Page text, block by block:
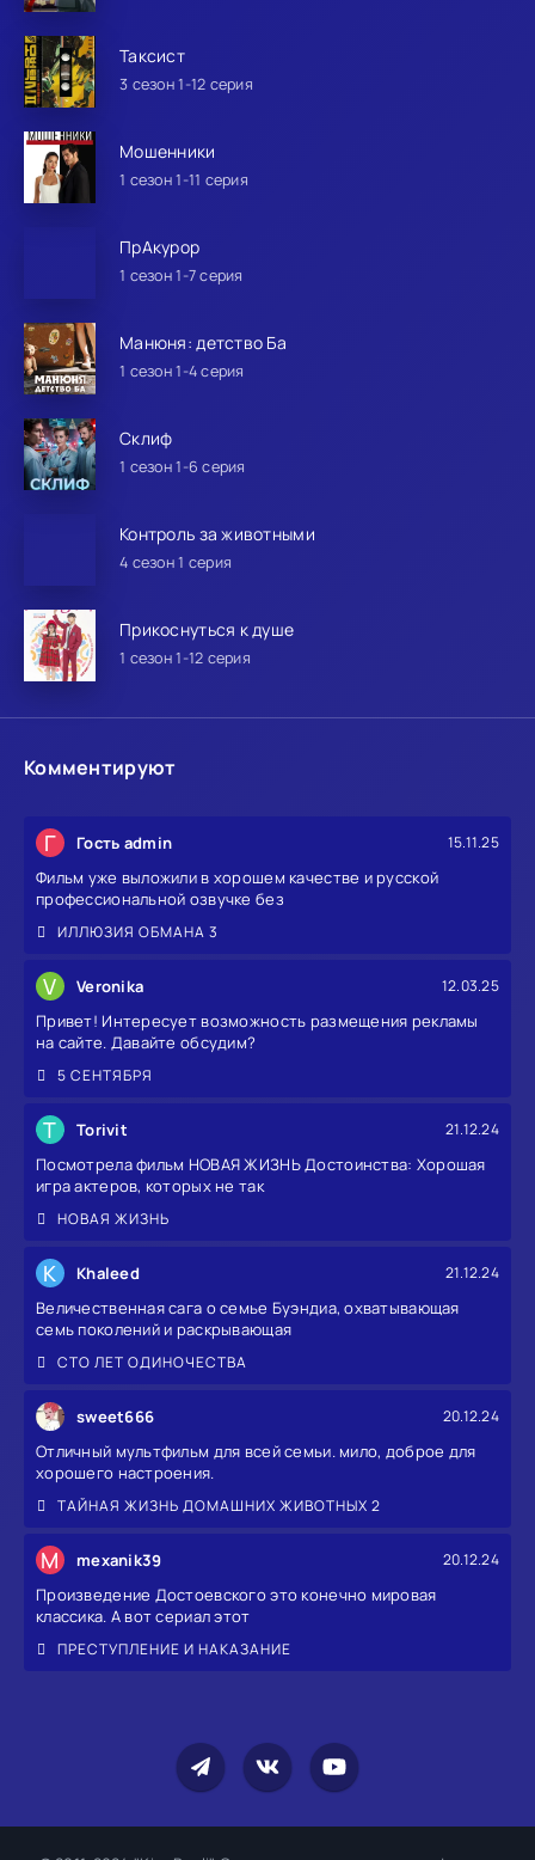
Таксист
3 сезон 1-12 серия
Мошенники
1 сезон 1-11 серия
ПрАкурор
1 сезон 1-7 серия
Манюня: детство Ба
1 сезон 1-4 серия
Склиф
1 сезон 1-6 серия
Контроль за животными
4 сезон 1 серия
Прикоснуться к душе
1 сезон 1-12 серия
Комментируют
Г Гость admin 15.11.25
Фильм уже выложили в хорошем качестве и русской
профессиональной озвучке без
ИЛЛЮЗИЯ ОБМАНА 3
V Veronika 12.03.25
Привет! Интересует возможность размещения рекламы
на сайте. Давайте обсудим?
5 СЕНТЯБРЯ
T Torivit 21.12.24
Посмотрела фильм НОВАЯ ЖИЗНЬ Достоинства: Хорошая
игра актеров, которых не так
НОВАЯ ЖИЗНЬ
K Khaleed 21.12.24
Величественная сага о семье Буэндиа, охватывающая
семь поколений и раскрывающая
СТО ЛЕТ ОДИНОЧЕСТВА
sweet666 20.12.24
Отличный мультфильм для всей семьи. мило, доброе для
хорошего настроения.
ТАЙНАЯ ЖИЗНЬ ДОМАШНИХ ЖИВОТНЫХ 2
M mexanik39 20.12.24
Произведение Достоевского это конечно мировая
классика. А вот сериал этот
ПРЕСТУПЛЕНИЕ И НАКАЗАНИЕ